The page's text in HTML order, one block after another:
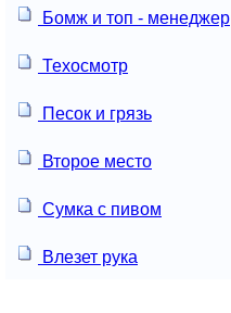
Бомж и топ - менеджер
Техосмотр
Песок и грязь
Второе место
Сумка с пивом
Влезет рука